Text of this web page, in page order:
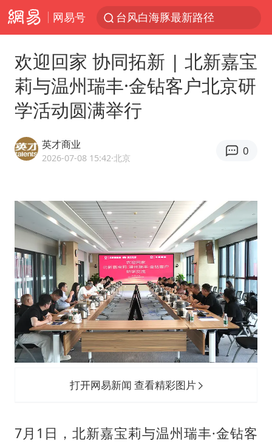
网易号
昆明石林火把节
中央气象台发布台风黄色预警
我国编制完成新版全月地质图
郑国霖回应去景区上班被保安拦下
感觉全东北都在等7号
27岁女子成组织卖淫集团主犯被通缉
泰国一女公务员妆容引争议 本人回应
扎哈罗娃批广岛市长不提美国原子弹
村民谈“梅姨”：叫的其实是“媒姨”
首次证实！“胶球”存在
东方甄选被判赔偿江小白30万元
奋进开新局 实干挑大梁
欢迎回家 协同拓新 | 北新嘉宝
莉与温州瑞丰·金钻客户北京研
学活动圆满举行
英才商业
2026-07-08 15:42·北京
0
打开网易新闻 查看精彩图片
7月1日，北新嘉宝莉与温州瑞丰·金钻客